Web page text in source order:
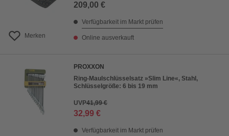
Merken
209,00 €
Verfügbarkeit im Markt prüfen
Online ausverkauft
PROXXON
Ring-Maulschlüsselsatz »Slim Line«, Stahl,
Schlüsselgröße: 6 bis 19 mm
UVP41,99 €
32,99 €
Verfügbarkeit im Markt prüfen